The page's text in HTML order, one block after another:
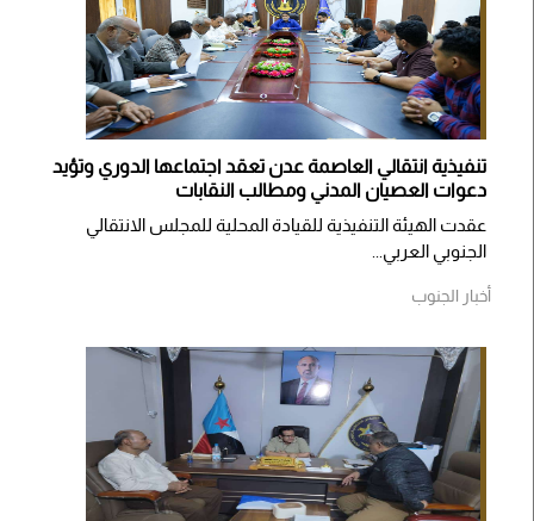
تنفيذية انتقالي العاصمة عدن تعقد اجتماعها الدوري وتؤيد
دعوات العصيان المدني ومطالب النقابات
​عقدت الهيئة التنفيذية للقيادة المحلية للمجلس الانتقالي
الجنوبي العربي...
أخبار الجنوب